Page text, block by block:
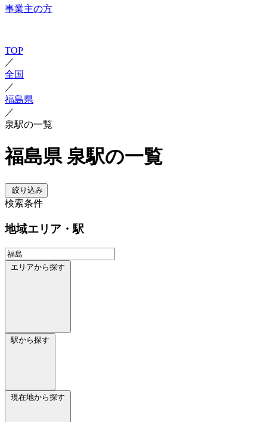
事業主の方
TOP
／
全国
／
福島県
／
泉駅の一覧
福島県 泉駅の一覧
絞り込み
検索条件
地域エリア・駅
エリアから探す
駅から探す
現在地から探す